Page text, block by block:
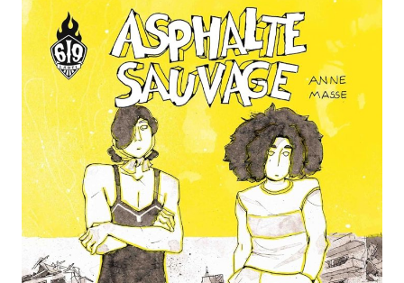
EMAGINAIRE
MES PREMIÈRES LECTURES
Mentions légales - Cookies - Publicités
Données personnelles - Plan du site